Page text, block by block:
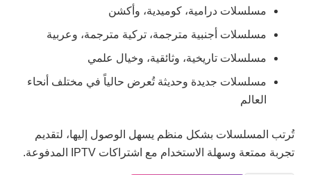
مسلسلات درامية، كوميدية، وأكشن
مسلسلات أجنبية مترجمة، تركية مترجمة، وعربية
مسلسلات تاريخية، وثائقية، وخيال علمي
مسلسلات جديدة وحديثة تُعرض حالياً في مختلف أنحاء
العالم
تُرتب المسلسلات بشكل منظم يسهل الوصول إليها، لتقديم
تجربة ممتعة وسهلة الاستخدام مع اشتراكات IPTV المدفوعة.